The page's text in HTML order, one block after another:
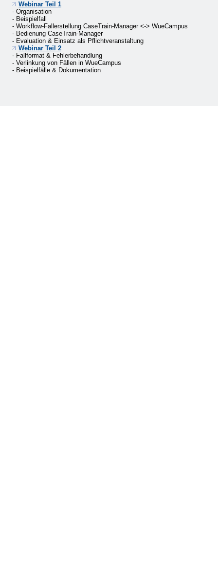
Webinar Teil 1
- Organisation
- Beispielfall
- Workflow-Fallerstellung CaseTrain-Manager <-> WueCampus
- Bedienung CaseTrain-Manager
- Evaluation & Einsatz als Pflichtveranstaltung
Webinar Teil 2
- Fallformat & Fehlerbehandlung
- Verlinkung von Fällen in WueCampus
- Beispielfälle & Dokumentation